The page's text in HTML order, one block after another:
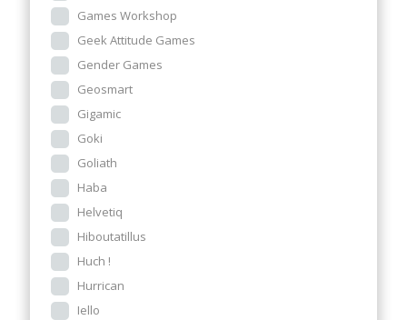
Games Workshop
Geek Attitude Games
Gender Games
Geosmart
Gigamic
Goki
Goliath
Haba
Helvetiq
Hiboutatillus
Huch !
Hurrican
Iello